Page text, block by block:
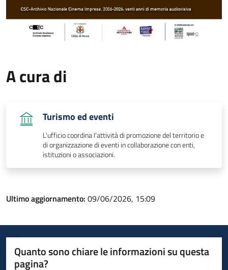
A cura di
Turismo ed eventi
L'ufficio coordina l'attività di promozione del territorio e
di organizzazione di eventi in collaborazione con enti,
istituzioni o associazioni.
Ultimo aggiornamento: 09/06/2026, 15:09
Quanto sono chiare le informazioni su questa
pagina?